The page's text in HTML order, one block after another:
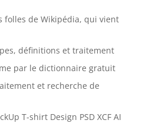
folles de Wikipédia, qui vient
définitions et traitement
par le dictionnaire gratuit
et recherche de
T-shirt Design PSD XCF AI